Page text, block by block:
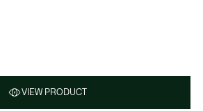
VIEW PRODUCT